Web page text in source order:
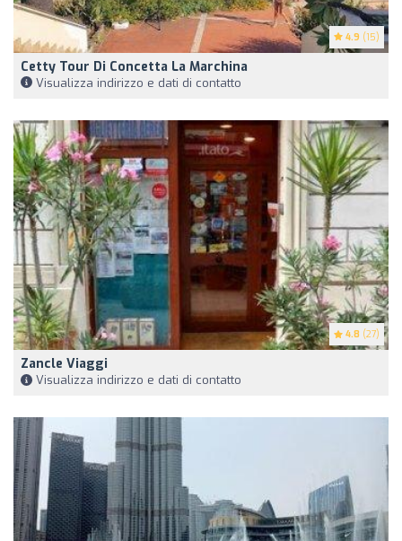
4.9 (15)
Cetty Tour Di Concetta La Marchina
Visualizza indirizzo e dati di contatto
4.8 (27)
Zancle Viaggi
Visualizza indirizzo e dati di contatto